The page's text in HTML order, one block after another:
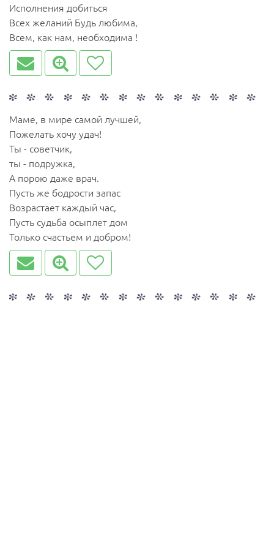
Исполнения добиться
Всех желаний Будь любима,
Всем, как нам, необходима !
Маме, в мире самой лучшей,
Пожелать хочу удач!
Ты - советчик,
ты - подружка,
А порою даже врач.
Пусть же бодрости запас
Возрастает каждый час,
Пусть судьба осыплет дом
Только счастьем и добром!